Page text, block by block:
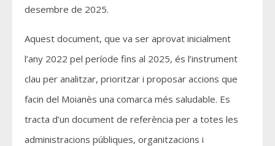
desembre de 2025.
Aquest document, que va ser aprovat inicialment
l’any 2022 pel període fins al 2025, és l’instrument
clau per analitzar, prioritzar i proposar accions que
facin del Moianès una comarca més saludable. Es
tracta d’un document de referència per a totes les
administracions públiques, organitzacions i